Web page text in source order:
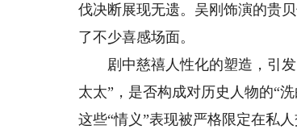
伐决断展现无遗。吴刚饰演的贵
了不少喜感场面。
剧中慈禧人性化的塑造，引发
太太”，是否构成对历史人物的“
这些“情义”表现被严格限定在私